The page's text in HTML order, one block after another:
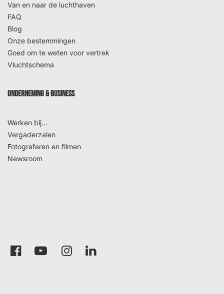
Van en naar de luchthaven
FAQ
Blog
Onze bestemmingen
Goed om te weten voor vertrek
Vluchtschema
ONDERNEMING & BUSINESS
Werken bij…
Vergaderzalen
Fotograferen en filmen
Newsroom